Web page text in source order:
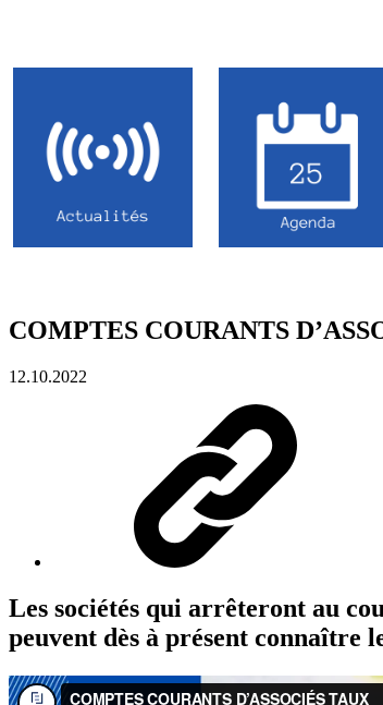
COMPTES COURANTS
12.10.2022
Les sociétés qui arrêteront au
peuvent dès à présent connaître